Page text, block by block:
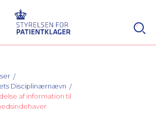
Disciplinærnævn
af information til